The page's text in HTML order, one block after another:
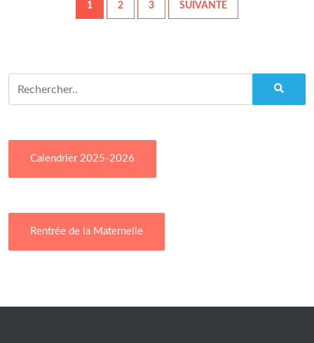
1 2 3 SUIVANTE
Calendrier 2025-2026
Rentrée de la Maternelle